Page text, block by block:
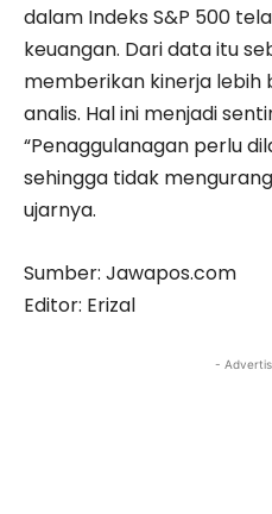
dalam Indeks S&P 500
keuangan. Dari data itu
memberikan kinerja lebih
analis. Hal ini menjadi
“Penaggulanagan perlu
sehingga tidak
ujarnya.
Sumber: Jawapos.com
Editor: Erizal
-